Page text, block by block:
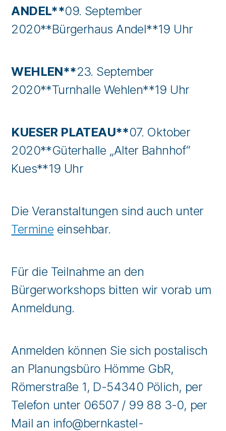
ANDEL**09. September
2020**Bürgerhaus Andel**19 Uhr
WEHLEN**23. September
2020**Turnhalle Wehlen**19 Uhr
KUESER PLATEAU**07. Oktober
2020**Güterhalle „Alter Bahnhof“
Kues**19 Uhr
Die Veranstaltungen sind auch unter
Termine einsehbar.
Für die Teilnahme an den
Bürgerworkshops bitten wir vorab um
Anmeldung.
Anmelden können Sie sich postalisch
an Planungsbüro Hömme GbR,
Römerstraße 1, D-54340 Pölich, per
Telefon unter 06507 / 99 88 3-0, per
Mail an info@bernkastel-